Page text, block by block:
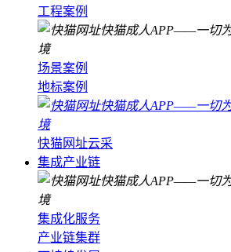
工程案例
场景案例
地标案例
快猫网址云采
集成产业链
集成化服务
产业链集群